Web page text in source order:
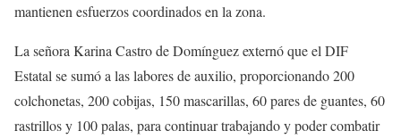
mantienen esfuerzos coordinados en la zona.
La señora Karina Castro de Domínguez externó que el DIF
Estatal se sumó a las labores de auxilio, proporcionando 200
colchonetas, 200 cobijas, 150 mascarillas, 60 pares de guantes, 60
rastrillos y 100 palas, para continuar trabajando y poder combatir